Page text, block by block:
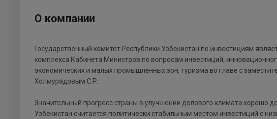
О компании
Государственный комитет Республики Узбекистан по инвестициям
комплекса Кабинета Министров по вопросам инвестиций,
экономических и малых промышленных зон, туризма во главе с
Холмурадовым С.Р.
Значительный прогресс страны в улучшении делового климата хорошо
Узбекистан считается политически стабильным местом инвестиций с